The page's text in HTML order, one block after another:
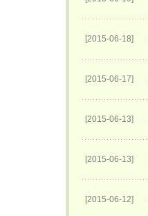
[2015-06-18]
[2015-06-17]
[2015-06-13]
[2015-06-13]
[2015-06-12]